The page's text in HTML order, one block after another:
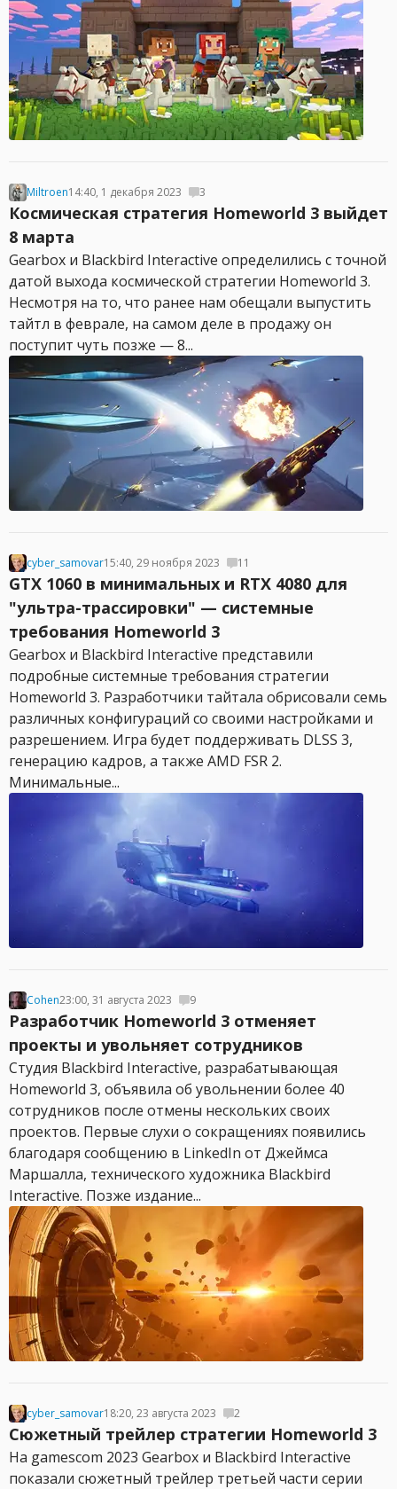
Miltroen14:40, 1 декабря 2023 3
Космическая стратегия Homeworld 3 выйдет
8 марта
Gearbox и Blackbird Interactive определились с точной
датой выхода космической стратегии Homeworld 3.
Несмотря на то, что ранее нам обещали выпустить
тайтл в феврале, на самом деле в продажу он
поступит чуть позже — 8...
cyber_samovar15:40, 29 ноября 2023 11
GTX 1060 в минимальных и RTX 4080 для
"ультра-трассировки" — системные
требования Homeworld 3
Gearbox и Blackbird Interactive представили
подробные системные требования стратегии
Homeworld 3. Разработчики тайтала обрисовали семь
различных конфигураций со своими настройками и
разрешением. Игра будет поддерживать DLSS 3,
генерацию кадров, а также AMD FSR 2.
Минимальные...
Cohen23:00, 31 августа 2023 9
Разработчик Homeworld 3 отменяет
проекты и увольняет сотрудников
Студия Blackbird Interactive, разрабатывающая
Homeworld 3, объявила об увольнении более 40
сотрудников после отмены нескольких своих
проектов. Первые слухи о сокращениях появились
благодаря сообщению в LinkedIn от Джеймса
Маршалла, технического художника Blackbird
Interactive. Позже издание...
cyber_samovar18:20, 23 августа 2023 2
Сюжетный трейлер стратегии Homeworld 3
На gamescom 2023 Gearbox и Blackbird Interactive
показали сюжетный трейлер третьей части серии